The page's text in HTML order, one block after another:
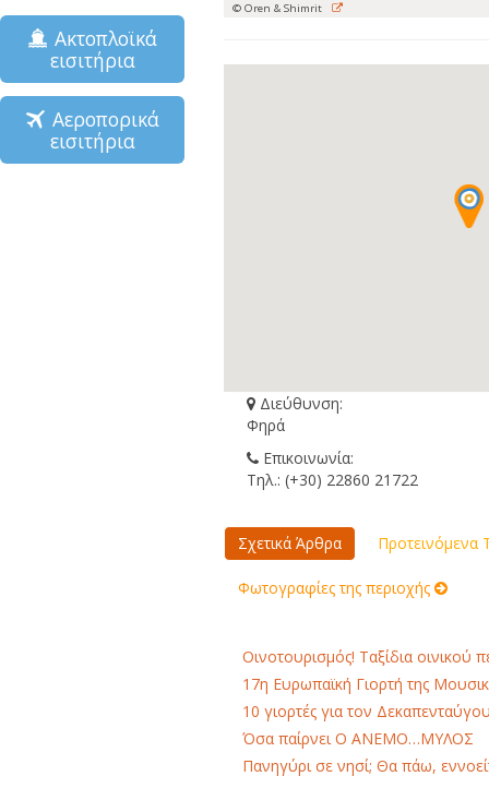
Ακτοπλοϊκά
εισιτήρια
Αεροπορικά
εισιτήρια
© Oren & Shimrit
Διεύθυνση:
Φηρά
Επικοινωνία:
Τηλ.: (+30) 22860 21722
Σχετικά Άρθρα Προτεινόμενα
Φωτογραφίες της περιοχής
Οινοτουρισμός! Ταξίδια οινικού
17η Ευρωπαϊκή Γιορτή της
10 γιορτές για τον
Όσα παίρνει Ο ΑΝΕΜΟ…ΜΥΛΟΣ
Πανηγύρι σε νησί; Θα πάω,